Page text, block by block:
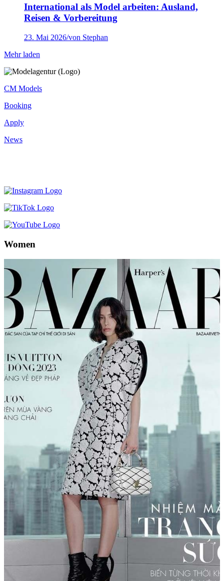
International als Model arbeiten: Ausland,
Reisen & Vorbereitung
23. Mai 2026/von Stephan
Mehr laden
CM Models
Booking
Apply
News
Women